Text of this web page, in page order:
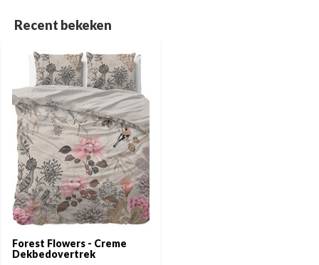
Recent bekeken
Forest Flowers - Creme
Dekbedovertrek